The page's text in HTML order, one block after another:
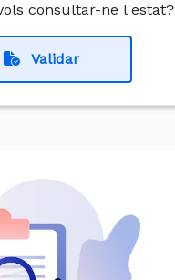
consultar-ne l'estat?
Validar